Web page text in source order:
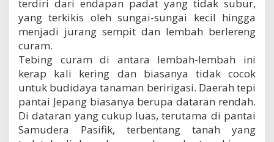
terdiri dari endapan padat yang tidak subur,
yang terkikis oleh sungai-sungai kecil hingga
menjadi jurang sempit dan lembah berlereng
curam.
Tebing curam di antara lembah-lembah ini
kerap kali kering dan biasanya tidak cocok
untuk budidaya tanaman beririgasi. Daerah tepi
pantai Jepang biasanya berupa dataran rendah.
Di dataran yang cukup luas, terutama di pantai
Samudera Pasifik, terbentang tanah yang